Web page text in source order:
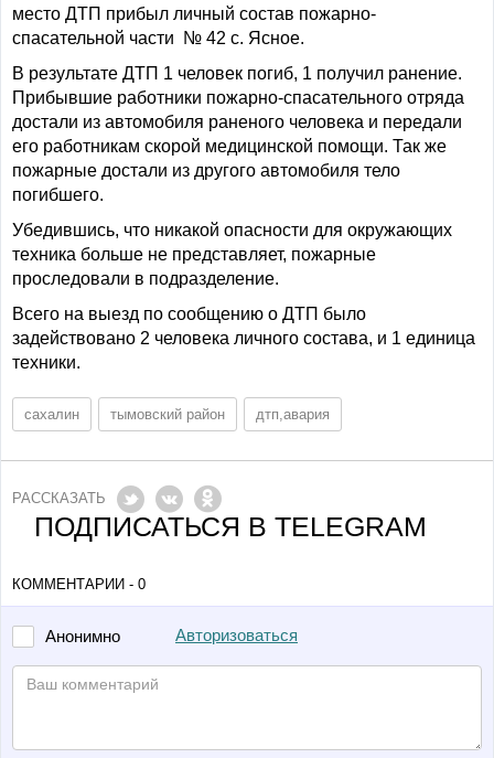
место ДТП прибыл личный состав пожарно-
спасательной части № 42 с. Ясное.
В результате ДТП 1 человек погиб, 1 получил ранение.
Прибывшие работники пожарно-спасательного отряда
достали из автомобиля раненого человека и передали
его работникам скорой медицинской помощи. Так же
пожарные достали из другого автомобиля тело
погибшего.
Убедившись, что никакой опасности для окружающих
техника больше не представляет, пожарные
проследовали в подразделение.
Всего на выезд по сообщению о ДТП было
задействовано 2 человека личного состава, и 1 единица
техники.
сахалин тымовский район дтп,авария
РАССКАЗАТЬ
ПОДПИСАТЬСЯ В TELEGRAM
КОММЕНТАРИИ - 0
Анонимно Авторизоваться